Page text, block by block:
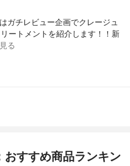
ガチレビュー企画でクレージュ
ートメントを紹介します！！新
る
すすめ商品ランキン